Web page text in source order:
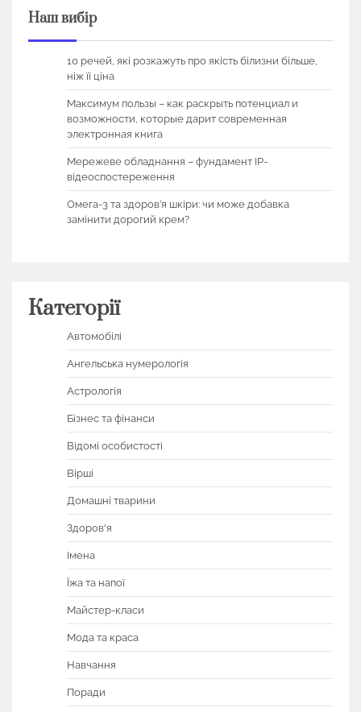
Наш вибір
10 речей, які розкажуть про якість білизни більше,
ніж її ціна
Максимум пользы – как раскрыть потенциал и
возможности, которые дарит современная
электронная книга
Мережеве обладнання – фундамент IP-
відеоспостереження
Омега-3 та здоров’я шкіри: чи може добавка
замінити дорогий крем?
Категорії
Автомобілі
Ангельська нумерологія
Астрологія
Бізнес та фінанси
Відомі особистості
Вірші
Домашні тварини
Здоров'я
Імена
Їжа та напої
Майстер-класи
Мода та краса
Навчання
Поради